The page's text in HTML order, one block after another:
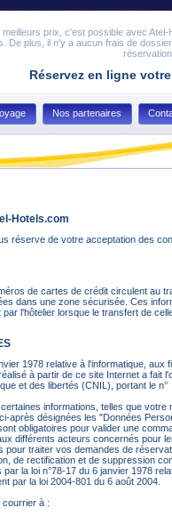
prix, c'est possible avec
De plus, il n'y a aucun frais de
Réservez en ligne
Nos partenaires
Hotels.com
réserve de votre acceptation des
de cartes de crédit circulent au
dans une zone sécurisée. Ces
l'hôtelier lorsque le transfert de
1978 relative à l'informatique, aux
à partir de ce site Internet a fait
et des libertés (CNIL), portant le n°
informations, telles que votre
après désignées les "Données
sont obligatoires pour valider une
différents acteurs concernés pour
traiter vos demandes de
de rectification et de suppression
la loi n°78-17 du 6 janvier 1978
par la loi 2004-801 du 6 août 2004.
courrier à :